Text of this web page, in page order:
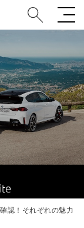
認！それぞれの魅力